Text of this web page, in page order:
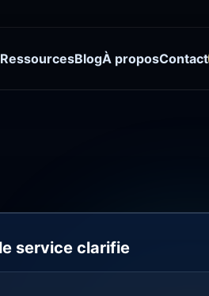
RessourcesBlogÀ proposContact
service clarifie